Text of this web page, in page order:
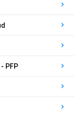
keyboard_arrow_right
keyboard_arrow_right
keyboard_arrow_right
PFP keyboard_arrow_right
keyboard_arrow_right
keyboard_arrow_right